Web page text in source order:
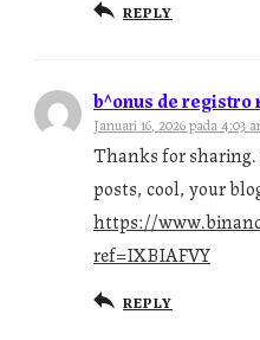
REPLY
b^onus de registro
Januari 16, 2026 pada 4:03
Thanks for
posts, cool, your
https://
ref=IXBIAFVY
REPLY